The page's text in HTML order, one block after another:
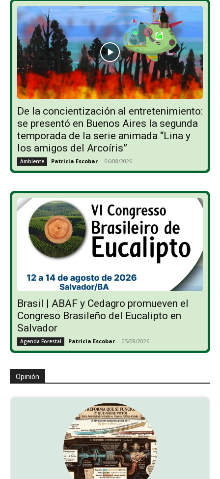
De la concientización al entretenimiento:
se presentó en Buenos Aires la segunda
temporada de la serie animada “Lina y
los amigos del Arcoíris”
Ambiente Patricia Escobar - 06/08/2026
Brasil | ABAF y Cedagro promueven el
Congreso Brasileño del Eucalipto en
Salvador
Agenda Forestal Patricia Escobar - 05/08/2026
Opinión